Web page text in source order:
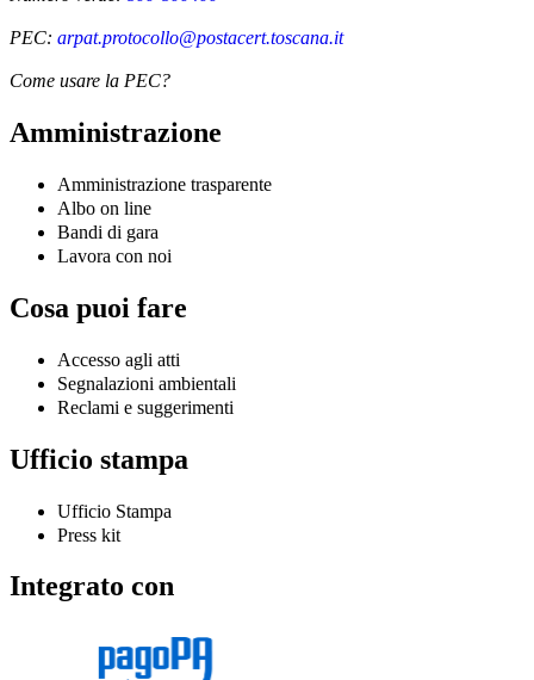
PEC: arpat.protocollo@postacert.toscana.it
Come usare la PEC?
Amministrazione
Amministrazione trasparente
Albo on line
Bandi di gara
Lavora con noi
Cosa puoi fare
Accesso agli atti
Segnalazioni ambientali
Reclami e suggerimenti
Ufficio stampa
Ufficio Stampa
Press kit
Integrato con